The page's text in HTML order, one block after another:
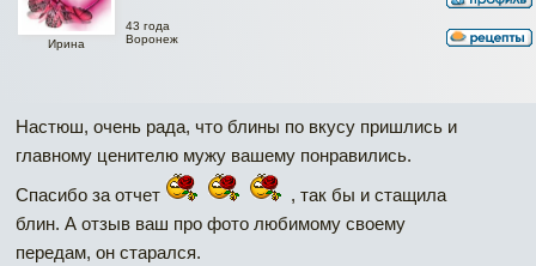
Ирина
43 года
Воронеж
Настюш, очень рада, что блины по вкусу пришлись и
главному ценителю мужу вашему понравились.
Спасибо за отчет
, так бы и стащила
блин. А отзыв ваш про фото любимому своему
передам, он старался.